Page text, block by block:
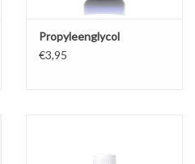
Propyleenglycol
€3,95